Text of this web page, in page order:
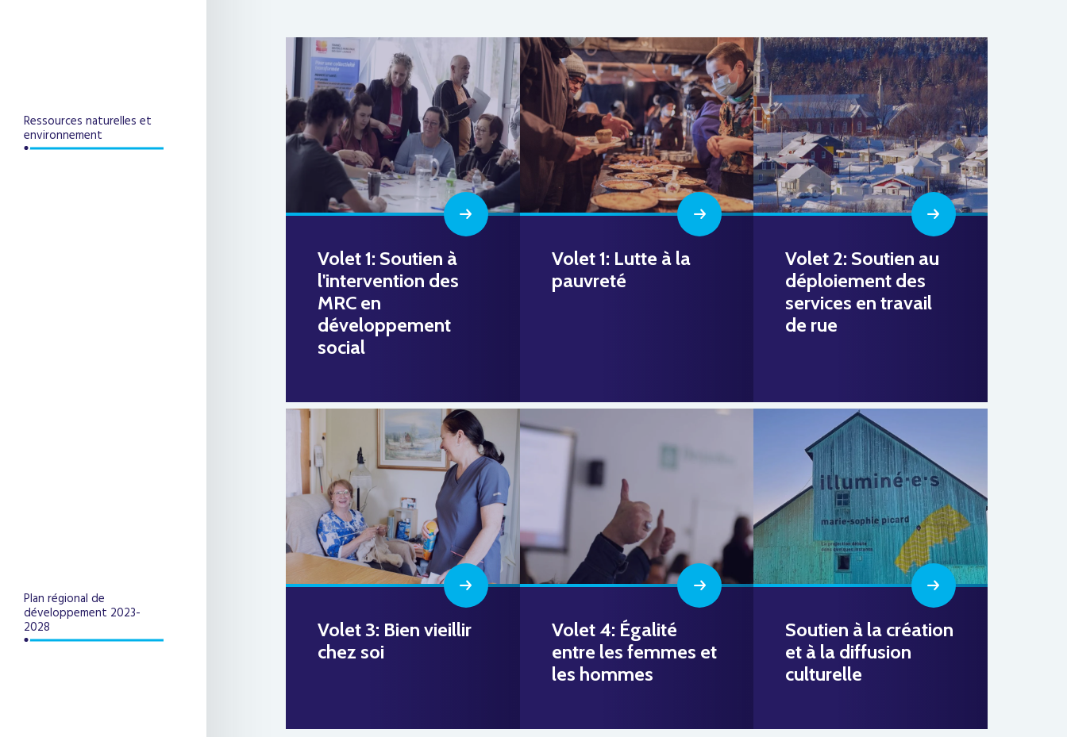
Ressources naturelles et
environnement
Plan régional de
développement 2023-
2028
Volet 1: Soutien à
l'intervention des
MRC en
développement
social
Volet 1: Lutte à la
pauvreté
Volet 2: Soutien au
déploiement des
services en travail
de rue
Volet 3: Bien vieillir
chez soi
Volet 4: Égalité
entre les femmes et
les hommes
Soutien à la création
et à la diffusion
culturelle